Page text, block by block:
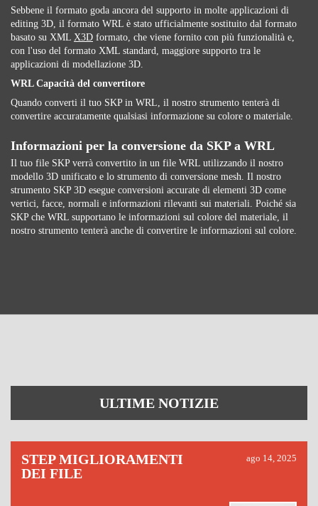
Sebbene il formato goda ancora del supporto in molte applicazioni di
editing 3D, il formato WRL ​​è stato ufficialmente sostituito dal formato
basato su XML X3D formato, che viene fornito con più funzionalità e,
con l'uso del formato XML standard, maggiore supporto tra le
applicazioni di modellazione 3D.
WRL Capacità del convertitore
Quando converti il ​​tuo SKP in WRL, il nostro strumento tenterà di
convertire accuratamente qualsiasi informazione su colore o materiale.
Informazioni per la conversione da SKP a WRL
Il tuo file SKP verrà convertito in un file WRL utilizzando il nostro
modello 3D unificato e lo strumento di conversione mesh. Il nostro
strumento SKP 3D esegue conversioni accurate di elementi 3D come
vertici, facce, normali e informazioni rilevanti sui materiali. Poiché sia ​​
SKP che WRL supportano le informazioni sul colore del materiale, il
nostro strumento tenterà anche di convertire le informazioni sul colore.
ULTIME NOTIZIE
STEP MIGLIORAMENTI
DEI FILE
ago 14, 2025